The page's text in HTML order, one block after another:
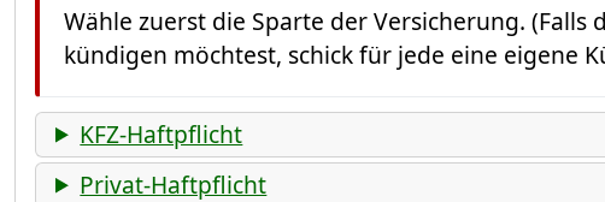
Wähle zuerst die Sparte der Versicherung. (Falls
kündigen möchtest, schick für jede eine eigene
KFZ-Haftpflicht
Privat-Haftpflicht